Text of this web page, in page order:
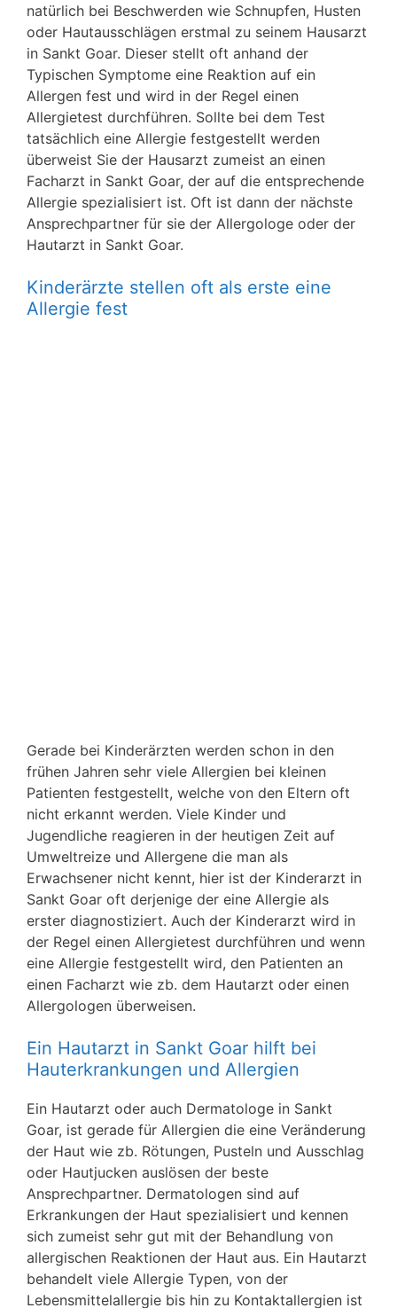
natürlich bei Beschwerden wie Schnupfen, Husten
oder Hautausschlägen erstmal zu seinem Hausarzt
in Sankt Goar. Dieser stellt oft anhand der
Typischen Symptome eine Reaktion auf ein
Allergen fest und wird in der Regel einen
Allergietest durchführen. Sollte bei dem Test
tatsächlich eine Allergie festgestellt werden
überweist Sie der Hausarzt zumeist an einen
Facharzt in Sankt Goar, der auf die entsprechende
Allergie spezialisiert ist. Oft ist dann der nächste
Ansprechpartner für sie der Allergologe oder der
Hautarzt in Sankt Goar.
Kinderärzte stellen oft als erste eine
Allergie fest
Gerade bei Kinderärzten werden schon in den
frühen Jahren sehr viele Allergien bei kleinen
Patienten festgestellt, welche von den Eltern oft
nicht erkannt werden. Viele Kinder und
Jugendliche reagieren in der heutigen Zeit auf
Umweltreize und Allergene die man als
Erwachsener nicht kennt, hier ist der Kinderarzt in
Sankt Goar oft derjenige der eine Allergie als
erster diagnostiziert. Auch der Kinderarzt wird in
der Regel einen Allergietest durchführen und wenn
eine Allergie festgestellt wird, den Patienten an
einen Facharzt wie zb. dem Hautarzt oder einen
Allergologen überweisen.
Ein Hautarzt in Sankt Goar hilft bei
Hauterkrankungen und Allergien
Ein Hautarzt oder auch Dermatologe in Sankt
Goar, ist gerade für Allergien die eine Veränderung
der Haut wie zb. Rötungen, Pusteln und Ausschlag
oder Hautjucken auslösen der beste
Ansprechpartner. Dermatologen sind auf
Erkrankungen der Haut spezialisiert und kennen
sich zumeist sehr gut mit der Behandlung von
allergischen Reaktionen der Haut aus. Ein Hautarzt
behandelt viele Allergie Typen, von der
Lebensmittelallergie bis hin zu Kontaktallergien ist